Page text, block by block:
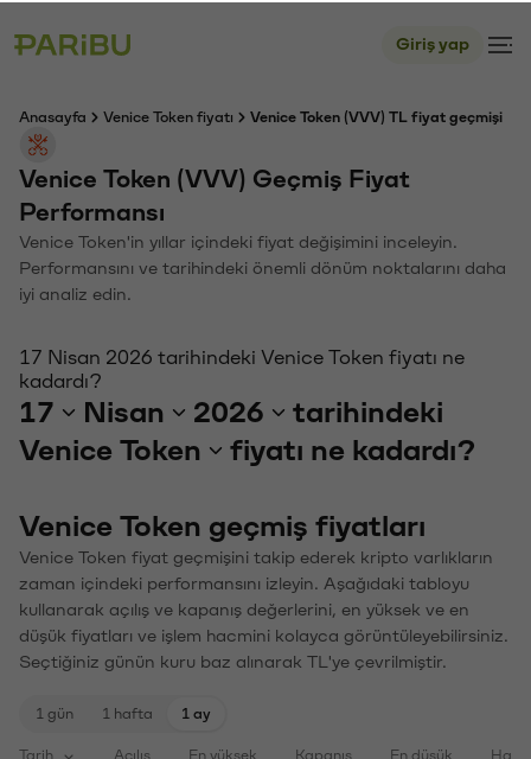
Giriş yap
Anasayfa Venice Token fiyatı Venice Token (VVV) TL fiyat geçmişi
Venice Token (VVV) Geçmiş Fiyat
Performansı
Venice Token'in yıllar içindeki fiyat değişimini inceleyin.
Performansını ve tarihindeki önemli dönüm noktalarını daha
iyi analiz edin.
17 Nisan 2026 tarihindeki Venice Token fiyatı ne
kadardı?
17 Nisan 2026
tarihindeki
Venice Token
fiyatı ne kadardı?
Venice Token geçmiş fiyatları
Venice Token fiyat geçmişini takip ederek kripto varlıkların
zaman içindeki performansını izleyin. Aşağıdaki tabloyu
kullanarak açılış ve kapanış değerlerini, en yüksek ve en
düşük fiyatları ve işlem hacmini kolayca görüntüleyebilirsiniz.
Seçtiğiniz günün kuru baz alınarak TL'ye çevrilmiştir.
1 gün 1 hafta 1 ay
Tarih Açılış En yüksek Kapanış En düşük